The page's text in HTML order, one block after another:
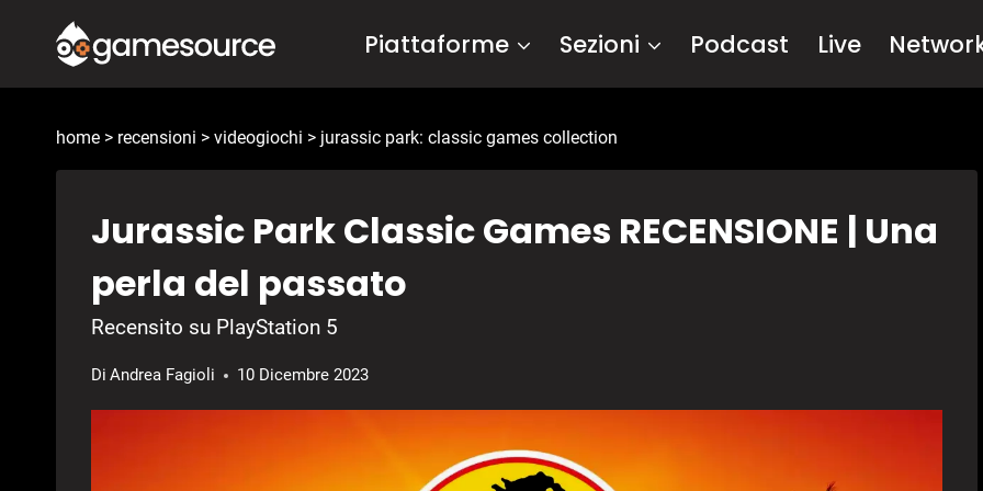
contenuto
Piattaforme Sezioni Podcast Live
home > recensioni > videogiochi > jurassic park: classic games collection
Jurassic Park Classic Games RECENSIONE | Una
perla del passato
Recensito su PlayStation 5
Di Andrea Fagioli 10 Dicembre 2023